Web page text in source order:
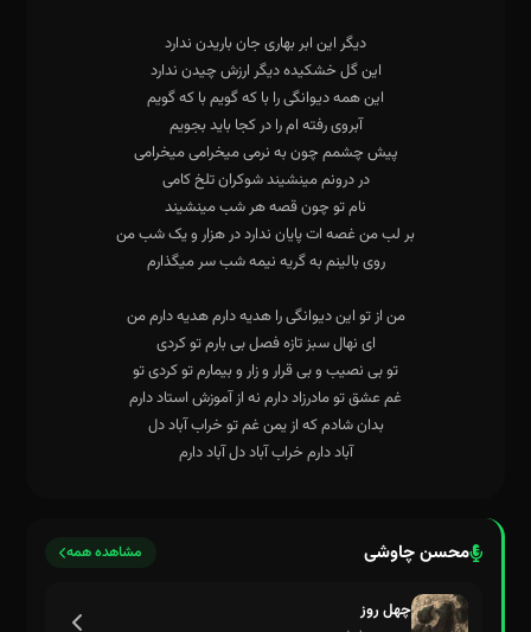
محسن چاوشی مشاهده همه
چهل روز